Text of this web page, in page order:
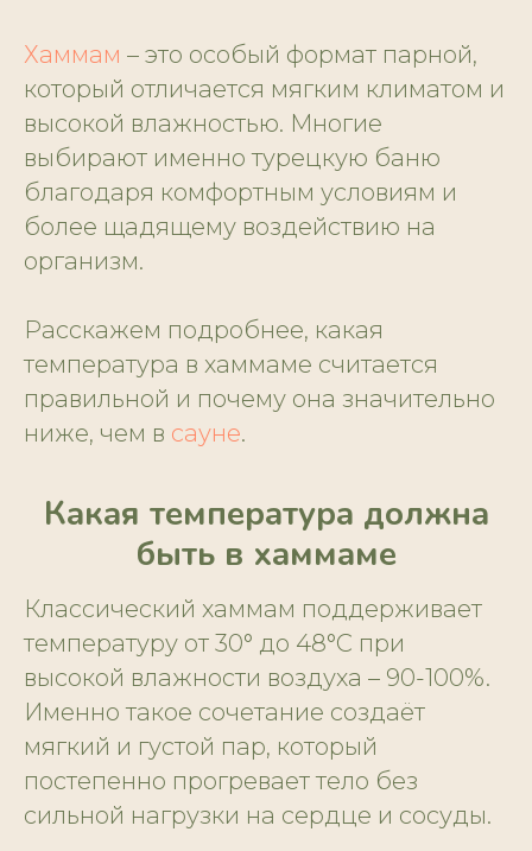
Хаммам – это особый формат парной,
который отличается мягким климатом и
высокой влажностью. Многие
выбирают именно турецкую баню
благодаря комфортным условиям и
более щадящему воздействию на
организм.
Расскажем подробнее, какая
температура в хаммаме считается
правильной и почему она значительно
ниже, чем в сауне.
Какая температура должна
быть в хаммаме
Классический хаммам поддерживает
температуру от 30° до 48°C при
высокой влажности воздуха – 90-100%.
Именно такое сочетание создаёт
мягкий и густой пар, который
постепенно прогревает тело без
сильной нагрузки на сердце и сосуды.